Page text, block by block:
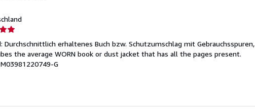
Durchschnittlich erhaltenes Buch bzw. Schutzumschlag mit Gebrauchsspuren,
the average WORN book or dust jacket that has all the pages present.
G